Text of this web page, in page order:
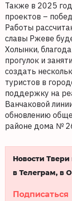
Также в 2025
проектов –
Работы
славы Ржеве
Холынки,
прогулок и
создать
туристов в
поддержку на
Ванчаковой
обновлению
районе дома №
Новости
в Телеграм, в
Подписаться